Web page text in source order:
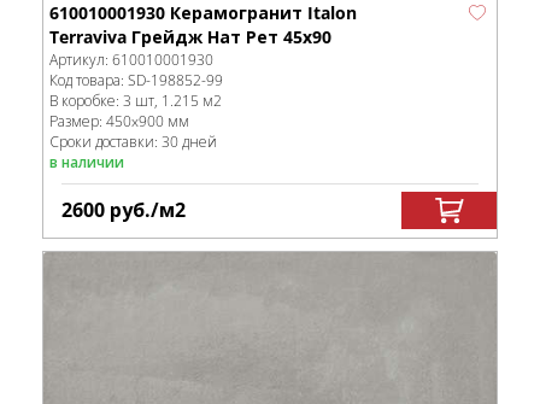
610010001930 Керамогранит Italon
Terraviva Грейдж Нат Рет 45x90
Артикул: 610010001930
Код товара: SD-198852-99
В коробке: 3 шт, 1.215 м2
Размер: 450x900 мм
Сроки доставки: 30 дней
в наличии
2600 руб./м2